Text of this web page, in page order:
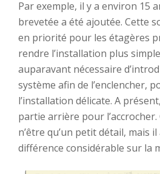
Par exemple, il y a environ 15
brevetée a été ajoutée. Cette
en priorité pour les étagères
rendre l’installation plus
auparavant nécessaire d’
système afin de l’enclencher,
l’installation délicate. A
partie arrière pour
n’être qu’un petit détail, mais
différence considérable sur la